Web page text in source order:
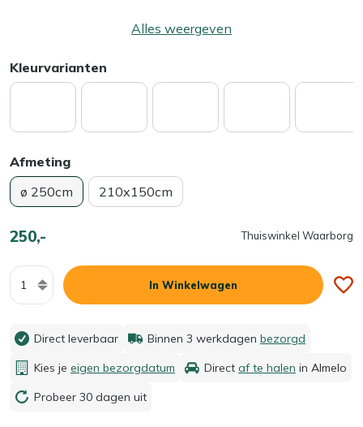
Alles weergeven
Kleurvarianten
Afmeting
ø 250cm
210x150cm
250,- Thuiswinkel Waarborg
Aantal
In Winkelwagen
Direct leverbaar Binnen 3 werkdagen bezorgd
Kies je eigen bezorgdatum Direct af te halen in Almelo
Probeer 30 dagen uit